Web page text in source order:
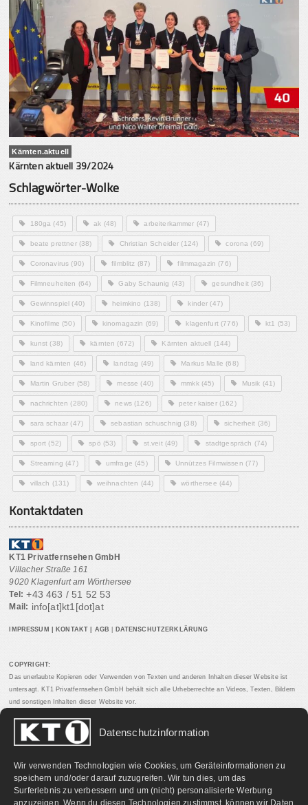
Datenschutzinformation
Wir verwenden Technologien wie Cookies, um Geräteinformationen zu
speichern und/oder darauf zuzugreifen. Wir tun dies, um das
Surferlebnis zu verbessern und um (nicht) personalisierte Werbung
anzuzeigen. Wenn du diesen Technologien zustimmst, können wir Daten
Kärnten.aktuell
Kärnten aktuell 39/2024
Schlagwörter-Wolke
180ga (45) ak (48) arbeiterkammer (47)
beate prettner(38) Christian Scheider (124) corona (69)
Coronavirus (90) filmblitz (87) filmmagazin (76)
Filmneuheiten (64) Gaby Schaunig (43) gesundheit(36)
Gewinnspiel (40) heimkino (138) kinder (47)
Kinofilme (50) kinomagazin (69) klagenfurt(776) kt1 (53)
kunst (38) kärnten (672) Kärnten aktuell (144)
land kärnten (46) landtag (49) Markus Malle (68)
Martin Gruber (58) messe (40) mmkk(45) Musik (41)
nachrichten (280) news(126) peter kaiser(162)
sara schaar (47) sebastian schuschnig (38) sicherheit (36)
sport (52) spö (53) st.veit(49) stadtgespräch (74)
Streaming (47) umfrage (45) Unnützes Filmwissen (77)
villach (131) weihnachten (44) wörthersee (44)
Kontaktdaten
KT1 Privatfernsehen GmbH
Villacher Straße 161
9020 Klagenfurt am Wörthersee
Tel: +43 463 / 51 52 53
Mail: info[at]kt1[dot]at
IMPRESSUM KONTAKT AGB DATENSCHUTZERKLÄRUNG
COPYRIGHT:
Das unerlaubte Kopieren oder Verwenden von Texten und anderen Inhalten dieser Website ist
untersagt. KT1 Privatfernsehen GmbH behält sich alle Urheberrechte an Videos, Texten, Bildern
und sonstigen Inhalten dieser Website vor.
PARTNERLINKS: